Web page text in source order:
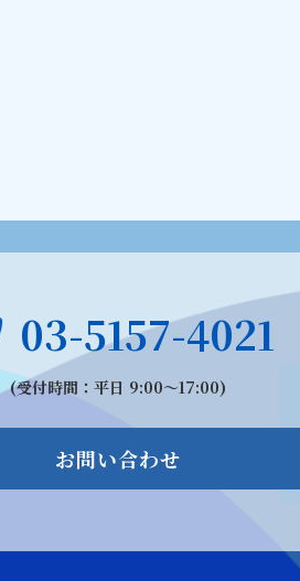
03-5157-4021
(受付時間：平日 9:00〜17:00)
お問い合わせ